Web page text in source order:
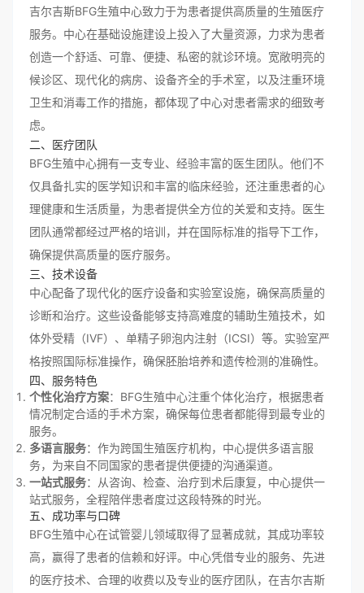
吉尔吉斯BFG生殖中心致力于为患者提供高质量的生殖医疗
服务。中心在基础设施建设上投入了大量资源，力求为患者
创造一个舒适、可靠、便捷、私密的就诊环境。宽敞明亮的
候诊区、现代化的病房、设备齐全的手术室，以及注重环境
卫生和消毒工作的措施，都体现了中心对患者需求的细致考
虑。
二、医疗团队
BFG生殖中心拥有一支专业、经验丰富的医生团队。他们不
仅具备扎实的医学知识和丰富的临床经验，还注重患者的心
理健康和生活质量，为患者提供全方位的关爱和支持。医生
团队通常都经过严格的培训，并在国际标准的指导下工作，
确保提供高质量的医疗服务。
三、技术设备
中心配备了现代化的医疗设备和实验室设施，确保高质量的
诊断和治疗。这些设备能够支持高难度的辅助生殖技术，如
体外受精（IVF）、单精子卵泡内注射（ICSI）等。实验室严
格按照国际标准操作，确保胚胎培养和遗传检测的准确性。
四、服务特色
个性化治疗方案：BFG生殖中心注重个体化治疗，根据患者
情况制定合适的手术方案，确保每位患者都能得到最专业的
服务。
多语言服务：作为跨国生殖医疗机构，中心提供多语言服
务，为来自不同国家的患者提供便捷的沟通渠道。
一站式服务：从咨询、检查、治疗到术后康复，中心提供一
站式服务，全程陪伴患者度过这段特殊的时光。
五、成功率与口碑
BFG生殖中心在试管婴儿领域取得了显著成就，其成功率较
高，赢得了患者的信赖和好评。中心凭借专业的服务、先进
的医疗技术、合理的收费以及专业的医疗团队，在吉尔吉斯